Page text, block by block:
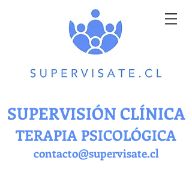
SUPERVISIÓN CLÍNICA
TERAPIA PSICOLÓGICA
contacto@supervisate.cl